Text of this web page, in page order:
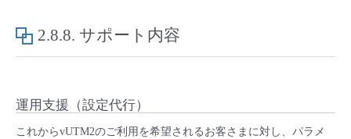
2.8.8. サポート内容
運用支援（設定代行）
これからvUTM2のご利用を希望されるお客さまに対し、パラメ